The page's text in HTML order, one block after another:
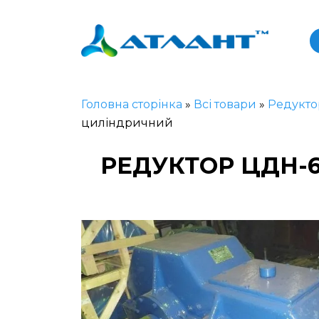
Головна сторінка » Всі товари »
циліндричний
РЕДУКТОР ЦДН-